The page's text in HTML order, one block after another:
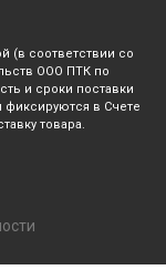
(в соответствии со
ООО ПТК по
и сроки поставки
фиксируются в Счете
товара.